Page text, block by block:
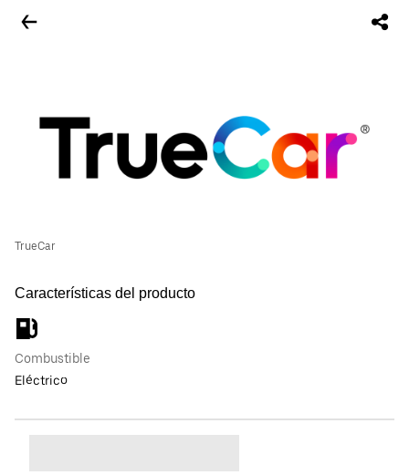
TrueCar
Características del producto
Combustible
Eléctrico